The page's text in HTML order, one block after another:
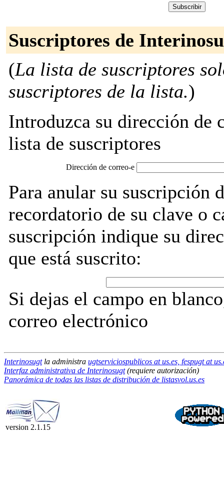
Suscriptores de
(La lista de suscriptores
suscriptores de la lista.)
Introduzca su dirección de
lista de suscriptores
Dirección de correo-e
Para anular su suscripción
recordatorio de su clave o
suscripción indique su
que está suscrito:
Si dejas el campo en
correo electrónico
Interinosugtla administra ugtserviciospublicos at us.es, fespugt at
Interfaz administrativa de Interinosugt(requiere autorización)
Panorámica de todas las listas de distribución de listasvol.us.es
version 2.1.15